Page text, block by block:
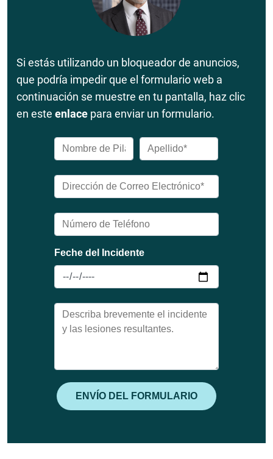
Si estás utilizando un bloqueador de anuncios,
que podría impedir que el formulario web a
continuación se muestre en tu pantalla, haz clic
en este enlace para enviar un formulario.